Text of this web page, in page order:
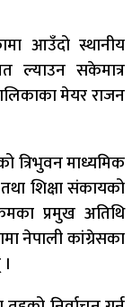
आउँदो स्थानीय
ल्याउन सकेमात्र
मेयर राजन
त्रिभुवन माध्यमिक
शिक्षा संकायको
प्रमुख अतिथि
नेपाली कांग्रेसका